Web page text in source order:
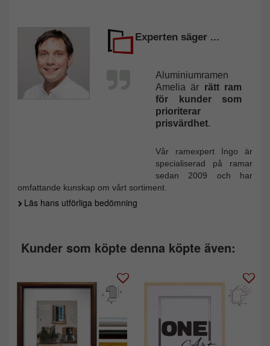
Experten säger ...
Aluminiumramen
Amelia är rätt ram
för kunder som
prioriterar
prisvärdhet.
Vår ramexpert Ingo är
specialiserad på ramar
sedan 2009 och har
omfattande kunskap om vårt sortiment.
Läs hans utförliga bedömning
Kunder som köpte denna köpte även: